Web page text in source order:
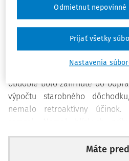
územie inej republiky počas
sa práca v iných sovietskych
za určitých okolností, čo je aj
Savickis
sa narodil v
obdobie bolo zahrnuté do
výpočtu starobného
nemalo retroaktívny účinok.
pokračovať v konaní v jeho
Nesterovssa narodil
Máte
Nastavenia
Odmietnut nepovinné
Prijať všetky